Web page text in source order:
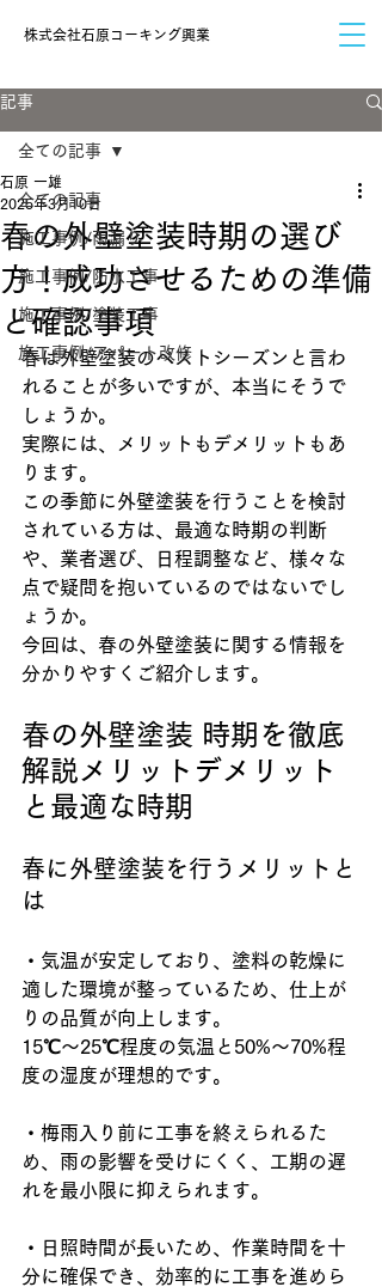
​株式会社石原コーキング興業
記事
全ての記事
施工事例/雨漏り
施工事例/防水工事
施工事例/塗装工事
施工事例/アパート改修
全ての記事
春の外壁塗装時期の選び
方！成功させるための準備
と確認事項
石原 一雄
2025年3月10日
春は外壁塗装のベストシーズンと言わ
れることが多いですが、本当にそうで
しょうか。
実際には、メリットもデメリットもあ
ります。
この季節に外壁塗装を行うことを検討
されている方は、最適な時期の判断
や、業者選び、日程調整など、様々な
点で疑問を抱いているのではないでし
ょうか。
今回は、春の外壁塗装に関する情報を
分かりやすくご紹介します。
春の外壁塗装 時期を徹底
解説メリットデメリット
と最適な時期
春に外壁塗装を行うメリットと
は
・気温が安定しており、塗料の乾燥に
適した環境が整っているため、仕上が
りの品質が向上します。
15℃～25℃程度の気温と50%～70%程
度の湿度が理想的です。
・梅雨入り前に工事を終えられるた
め、雨の影響を受けにくく、工期の遅
れを最小限に抑えられます。
・日照時間が長いため、作業時間を十
分に確保でき、効率的に工事を進めら